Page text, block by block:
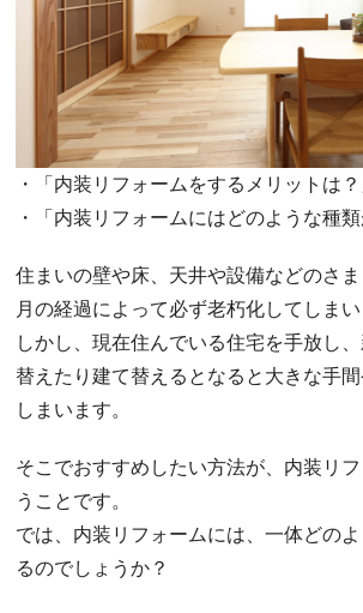
・「内装リフォームをするメリットは？
・「内装リフォームにはどのような種類
住まいの壁や床、天井や設備などのさ
月の経過によって必ず老朽化してしまい
しかし、現在住んでいる住宅を手放し
替えたり建て替えるとなると大きな手
しまいます。
そこでおすすめしたい方法が、内装リ
うことです。
では、内装リフォームには、一体どの
るのでしょうか？